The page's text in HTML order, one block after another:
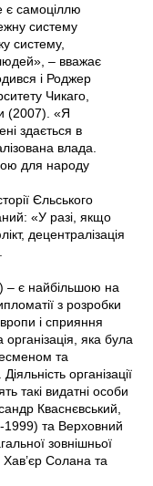
є самоціллю
систему
систему,
– вважає
і Роджер
Чикаго,
(2007). «Я
здається в
влада.
для народу
Єльського
«У разі, якщо
децентралізація
– є найбільшою на
з розробки
і сприяння
організація, яка була
та
організації
такі видатні особи
Кваснєвський,
та Верховний
зовнішньої
Хав’єр Солана та